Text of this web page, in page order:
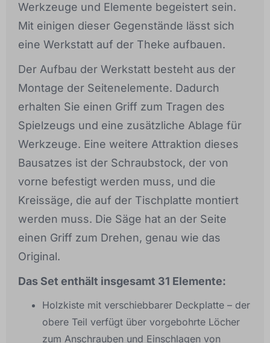
Werkzeuge und Elemente begeistert sein.
Mit einigen dieser Gegenstände lässt sich
eine Werkstatt auf der Theke aufbauen.
Der Aufbau der Werkstatt besteht aus der
Montage der Seitenelemente. Dadurch
erhalten Sie einen Griff zum Tragen des
Spielzeugs und eine zusätzliche Ablage für
Werkzeuge. Eine weitere Attraktion dieses
Bausatzes ist der Schraubstock, der von
vorne befestigt werden muss, und die
Kreissäge, die auf der Tischplatte montiert
werden muss. Die Säge hat an der Seite
einen Griff zum Drehen, genau wie das
Original.
Das Set enthält insgesamt 31 Elemente:
Holzkiste mit verschiebbarer Deckplatte – der
obere Teil verfügt über vorgebohrte Löcher
zum Anschrauben und Einschlagen von